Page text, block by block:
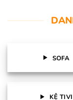
SOFA
KỆ TIVI